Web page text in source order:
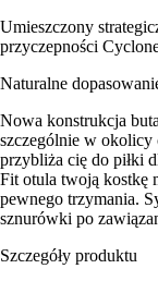
Umieszczony
przyczepności
Naturalne
Nowa konstrukcja
szczególnie w
przybliża cię do piłki
Fit otula twoją kostkę
pewnego trzymania.
sznurówki po
Szczegóły produktu